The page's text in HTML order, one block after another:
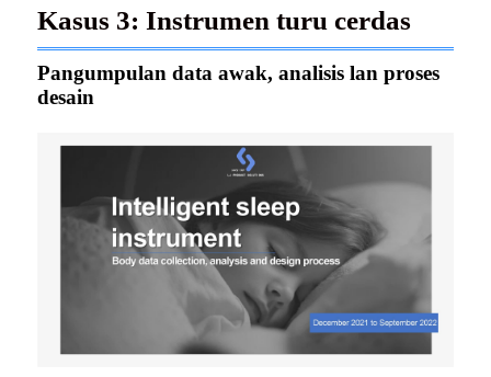
Kasus 3: Instrumen turu cerdas
Pangumpulan data awak, analisis lan proses
desain